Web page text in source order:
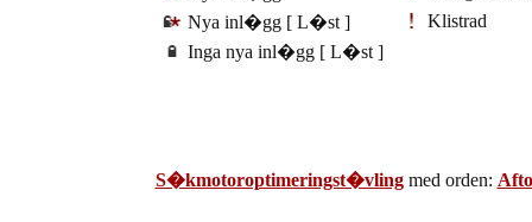
Nya inl�gg [ L�st ]
Klistrad
Inga nya inl�gg [ L�st ]
S�kmotoroptimeringst�vlingmed orden: